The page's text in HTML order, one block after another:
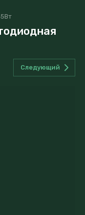
Следующий